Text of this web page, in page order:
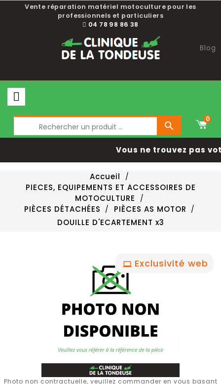
Vente réparation matériel motoculture pour les
professionnels et particuliers
04 78 98 86 38
Blog

0
Vous ne trouvez pas
Accueil
PIECES, EQUIPEMENTS ET ACCESSOIRES DE
MOTOCULTURE
PIÈCES DÉTACHÉES
PIÈCES AS MOTOR
DOUILLE D'ECARTEMENT x3
Exclusivité web
Photo non contractuelle, veuillez commander en vous basant